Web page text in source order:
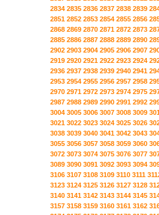
2834 2835 2836 2837 2838 2839
2851 2852 2853 2854 2855 2856
2868 2869 2870 2871 2872 2873
2885 2886 2887 2888 2889 2890
2902 2903 2904 2905 2906 2907
2919 2920 2921 2922 2923 2924
2936 2937 2938 2939 2940 2941
2953 2954 2955 2956 2957 2958
2970 2971 2972 2973 2974 2975
2987 2988 2989 2990 2991 2992
3004 3005 3006 3007 3008 3009
3021 3022 3023 3024 3025 3026
3038 3039 3040 3041 3042 3043
3055 3056 3057 3058 3059 3060
3072 3073 3074 3075 3076 3077
3089 3090 3091 3092 3093 3094
3106 3107 3108 3109 3110 3111
3123 3124 3125 3126 3127 3128
3140 3141 3142 3143 3144 3145
3157 3158 3159 3160 3161 3162